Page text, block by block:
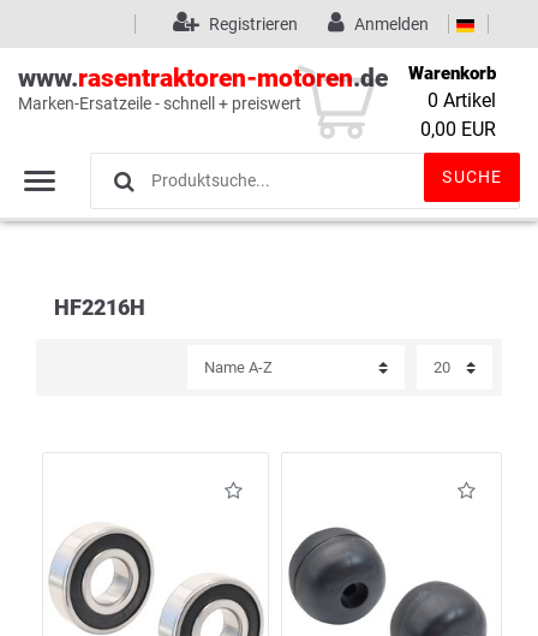
Wunschliste (0)
Anmelden
Registrieren
www.rasentraktoren-motoren.de
Marken-Ersatzeile - schnell + preiswert
SUCHE
Warenkorb
0 Artikel
0,00 EUR
HF2216H